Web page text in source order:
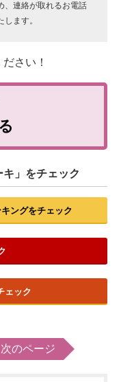
、連絡が取れるお電話
ます。
さい！
」をチェック
ングをチェック
ェック
次のページ